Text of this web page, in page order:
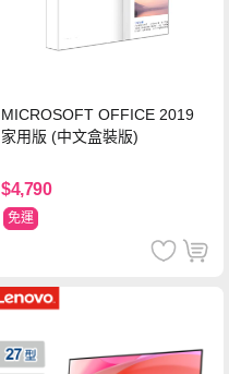
MICROSOFT OFFICE 2019
家用版 (中文盒裝版)
$4,790
免運